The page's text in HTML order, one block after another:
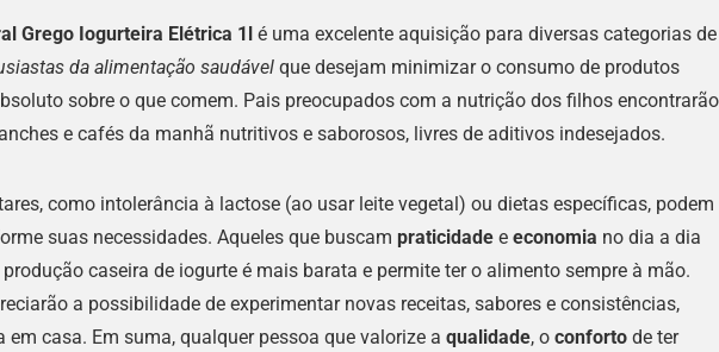
Grego Iogurteira Elétrica 1l é uma excelente aquisição para diversas categorias de
da alimentação saudável que desejam minimizar o consumo de produtos
sobre o que comem. Pais preocupados com a nutrição dos filhos encontrarão
e cafés da manhã nutritivos e saborosos, livres de aditivos indesejados.
como intolerância à lactose (ao usar leite vegetal) ou dietas específicas, podem
suas necessidades. Aqueles que buscam praticidade e economia no dia a dia
caseira de iogurte é mais barata e permite ter o alimento sempre à mão.
a possibilidade de experimentar novas receitas, sabores e consistências,
casa. Em suma, qualquer pessoa que valorize a qualidade, o conforto de ter